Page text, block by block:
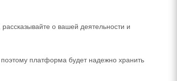
о вашей деятельности и
платформа будет надежно хранить